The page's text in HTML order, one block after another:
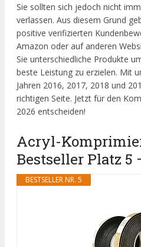
Sie sollten sich jedoch nicht
verlassen. Aus diesem Grund
positive verifizierten
Amazon oder auf anderen
Sie unterschiedliche Produkte
beste Leistung zu erzielen. Mit
Jahren 2016, 2017, 2018 und
richtigen Seite. Jetzt für den
2026 entscheiden!
Acryl-
Bestseller Platz 5
BESTSELLER NR. 5